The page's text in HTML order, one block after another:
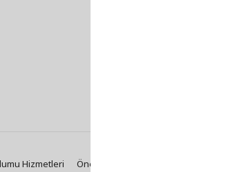
Hizmetleri Önemli Bilgilendirme